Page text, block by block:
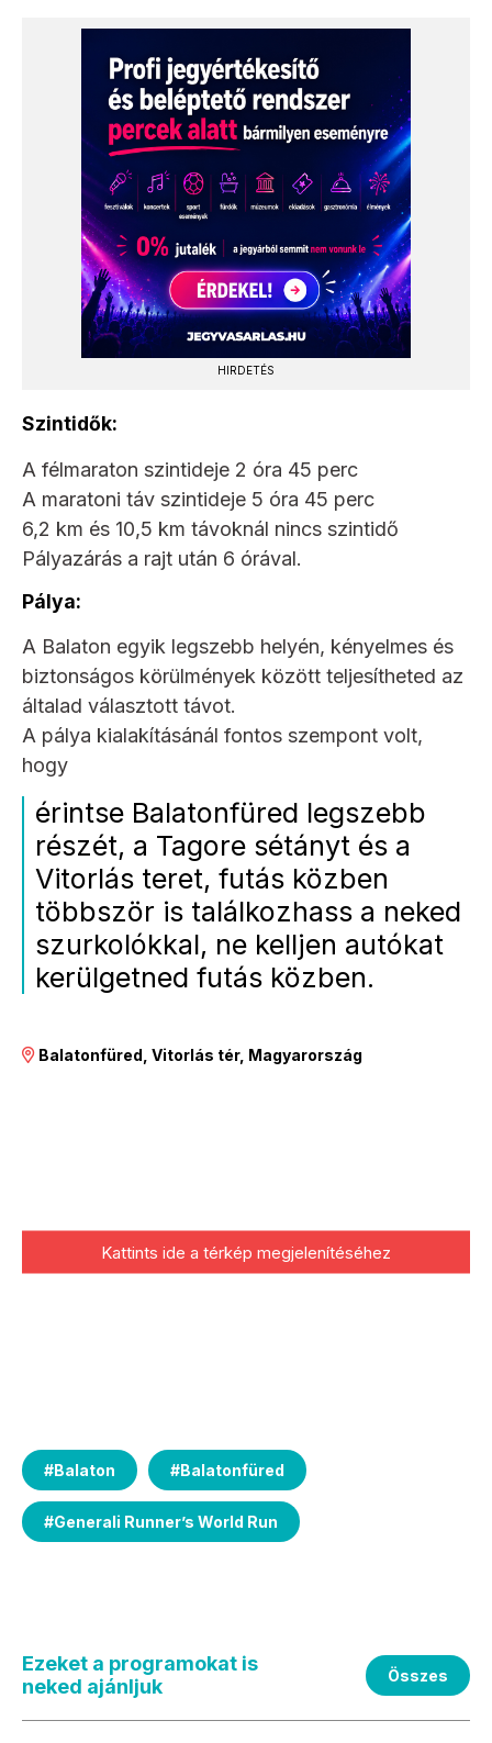
HIRDETÉS
Szintidők:
A félmaraton szintideje 2 óra 45 perc
A maratoni táv szintideje 5 óra 45 perc
6,2 km és 10,5 km távoknál nincs szintidő
Pályazárás a rajt után 6 órával.
Pálya:
A Balaton egyik legszebb helyén, kényelmes és
biztonságos körülmények között teljesítheted az
általad választott távot.
A pálya kialakításánál fontos szempont volt,
hogy
érintse Balatonfüred legszebb
részét, a Tagore sétányt és a
Vitorlás teret, futás közben
többször is találkozhass a neked
szurkolókkal, ne kelljen autókat
kerülgetned futás közben.
Balatonfüred, Vitorlás tér, Magyarország
Kattints ide a térkép megjelenítéséhez
#Balaton #Balatonfüred
#Generali Runner’s World Run
Ezeket a programokat is
neked ajánljuk
Összes